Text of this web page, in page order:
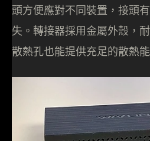
頭方便應對不同裝置，接頭
失。轉接器採用金屬外殼，
散熱孔也能提供充足的散熱能